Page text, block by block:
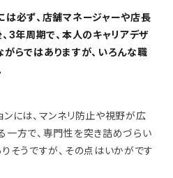
は必ず、店舗マネージャーや店長
3年周期で、本人のキャリアデザ
らではありますが、いろんな職
には、マンネリ防止や視野が広
一方で、専門性を突き詰めづらい
そうですが、その点はいかがです